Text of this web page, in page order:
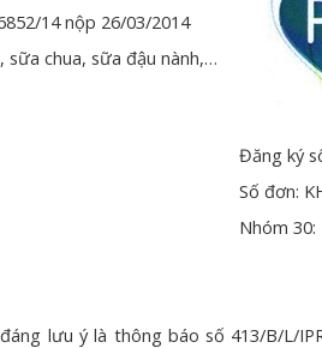
14 nộp 26/03/2014
sữa chua, sữa đậu nành,…
Đăng ký
Số đơn:
Nhóm
ý là thông báo số 413/B/L/IPR